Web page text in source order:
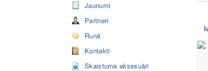
Jaunumi
Partneri
Runā
Kontakti
Skaistuma aksesuāri